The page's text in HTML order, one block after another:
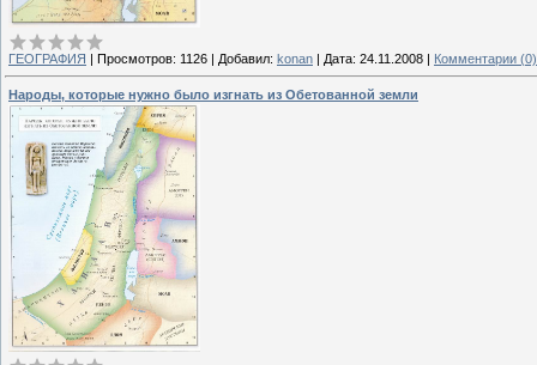
ГЕОГРАФИЯ | Просмотров: 1126 | Добавил: konan | Дата: 24.11.2008 | Комментарии (0)
Народы, которые нужно было изгнать из Обетованной земли